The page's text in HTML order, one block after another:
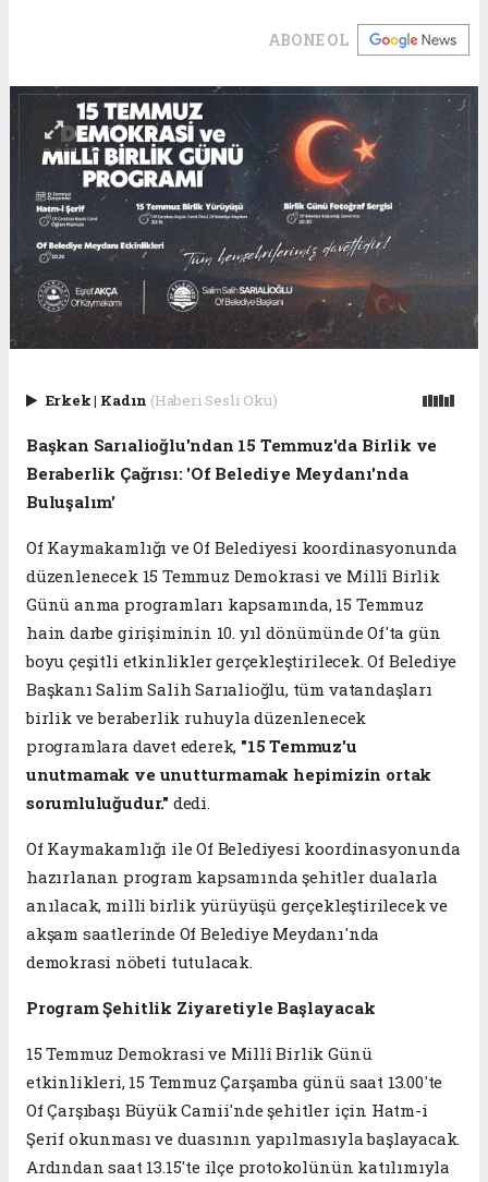
ABONE OL
Erkek| Kadın (Haberi Sesli Oku)
Başkan Sarıalioğlu'ndan 15 Temmuz'da Birlik ve
Beraberlik Çağrısı: 'Of Belediye Meydanı'nda
Buluşalım'
Of Kaymakamlığı ve Of Belediyesi koordinasyonunda
düzenlenecek 15 Temmuz Demokrasi ve Millî Birlik
Günü anma programları kapsamında, 15 Temmuz
hain darbe girişiminin 10. yıl dönümünde Of'ta gün
boyu çeşitli etkinlikler gerçekleştirilecek. Of Belediye
Başkanı Salim Salih Sarıalioğlu, tüm vatandaşları
birlik ve beraberlik ruhuyla düzenlenecek
programlara davet ederek, "15 Temmuz'u
unutmamak ve unutturmamak hepimizin ortak
sorumluluğudur." dedi.
Of Kaymakamlığı ile Of Belediyesi koordinasyonunda
hazırlanan program kapsamında şehitler dualarla
anılacak, milli birlik yürüyüşü gerçekleştirilecek ve
akşam saatlerinde Of Belediye Meydanı'nda
demokrasi nöbeti tutulacak.
Program Şehitlik Ziyaretiyle Başlayacak
15 Temmuz Demokrasi ve Millî Birlik Günü
etkinlikleri, 15 Temmuz Çarşamba günü saat 13.00'te
Of Çarşıbaşı Büyük Camii'nde şehitler için Hatm-i
Şerif okunması ve duasının yapılmasıyla başlayacak.
Ardından saat 13.15'te ilçe protokolünün katılımıyla